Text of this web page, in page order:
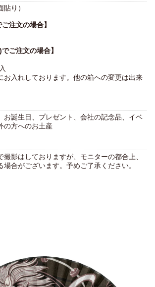
貼り）
注文の場合】
ご注文の場合】
入れしております。他の箱への変更は出来
お誕生日、プレゼント、会社の記念品、イベ
の方へのお土産
影はしておりますが、モニターの都合上、
場合がございます。予めご了承ください。